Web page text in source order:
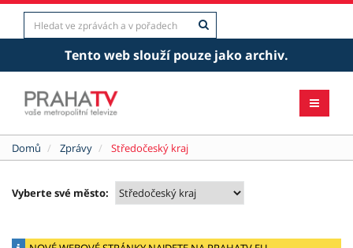
Tento web slouží pouze jako archiv.
Domů Zprávy Středočeský kraj
Vyberte své město: